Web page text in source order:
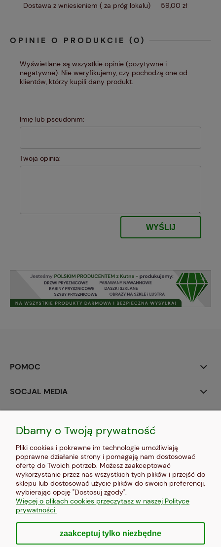
Dostawa z wniesieniem ( za próg lokalu) 59,00 zł
OPINIE O PRODUKCIE (0)
Wyświetlane są wszystkie opinie (pozytywne i
negatywne). Nie weryfikujemy, czy pochodzą one od
klientów, którzy kupili dany produkt.
Imię lub pseudonim:
Twoja opinia:
WYŚLIJ
POMOC
SOCJAL MEDIA
INFORMACJE
O NAS
Dbamy o Twoją prywatność
Pliki cookies i pokrewne im technologie umożliwiają
poprawne działanie strony i pomagają nam dostosować
ofertę do Twoich potrzeb. Możesz zaakceptować
wykorzystanie przez nas wszystkich tych plików i przejść do
sklepu lub dostosować użycie plików do swoich preferencji,
wybierając opcję "Dostosuj zgody".
Więcej o plikach cookies przeczytasz w naszej Polityce
prywatności.
zaakceptuj tylko niezbędne